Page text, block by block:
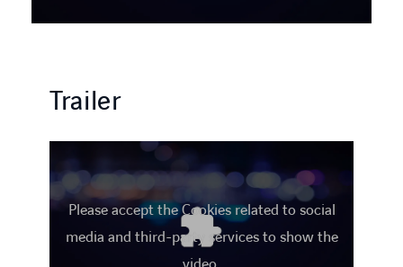
Trailer
Please accept the Cookies related to social
media and third-party services to show the